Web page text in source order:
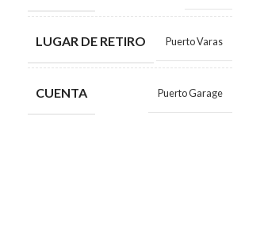
LUGAR DE RETIRO Puerto Varas
CUENTA Puerto Garage